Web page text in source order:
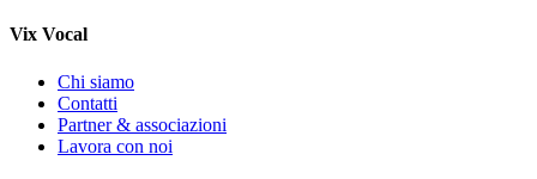
Vix Vocal
Chi siamo
Contatti
Partner & associazioni
Lavora con noi